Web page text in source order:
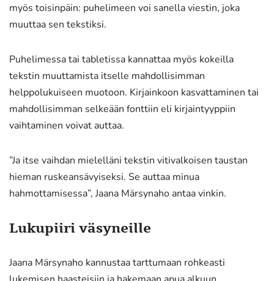
myös toisinpäin: puhelimeen voi sanella viestin, joka
muuttaa sen tekstiksi.
Puhelimessa tai tabletissa kannattaa myös kokeilla
tekstin muuttamista itselle mahdollisimman
helppolukuiseen muotoon. Kirjainkoon kasvattaminen tai
mahdollisimman selkeään fonttiin eli kirjaintyyppiin
vaihtaminen voivat auttaa.
”Ja itse vaihdan mielelläni tekstin vitivalkoisen taustan
hieman ruskeansävyiseksi. Se auttaa minua
hahmottamisessa”, Jaana Märsynaho antaa vinkin.
Lukupiiri väsyneille
Jaana Märsynaho kannustaa tarttumaan rohkeasti